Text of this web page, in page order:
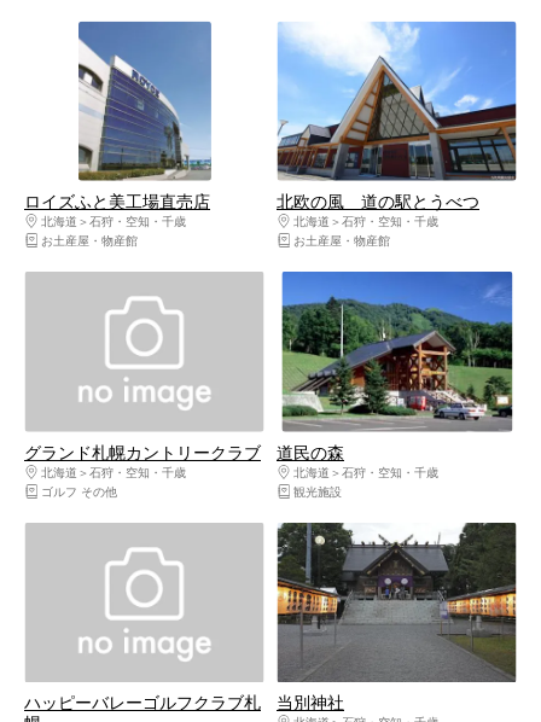
ロイズふと美工場直売店
北海道
石狩・空知・千歳
お土産屋・物産館
北欧の風 道の駅とうべつ
北海道
石狩・空知・千歳
お土産屋・物産館
グランド札幌カントリークラブ
北海道
石狩・空知・千歳
ゴルフ その他
道民の森
北海道
石狩・空知・千歳
観光施設
ハッピーバレーゴルフクラブ札
当別神社